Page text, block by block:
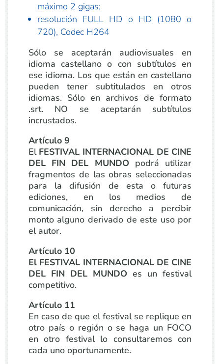
máximo 2 gigas;
resolución FULL HD o HD (1080 o
720), Codec H264
Sólo se aceptarán audiovisuales en
idioma castellano o con subtítulos en
ese idioma. Los que están en castellano
pueden tener subtitulados en otros
idiomas. Sólo en archivos de formato
.srt. NO se aceptarán subtítulos
incrustados.
Artículo 9
El FESTIVAL INTERNACIONAL DE CINE
DEL FIN DEL MUNDOpodrá utilizar
fragmentos de las obras seleccionadas
para la difusión de esta o futuras
ediciones, en los medios de
comunicación, sin derecho a percibir
monto alguno derivado de este uso por
el autor.
Artículo 10
El FESTIVAL INTERNACIONAL DE CINE
DEL FIN DEL MUNDO es un festival
competitivo.
Artículo 11
En caso de que el festival se replique en
otro país o región o se haga un FOCO
en otro festival lo consultaremos con
cada uno oportunamente.